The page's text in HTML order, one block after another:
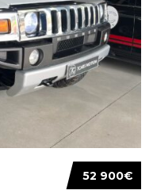
52 900€